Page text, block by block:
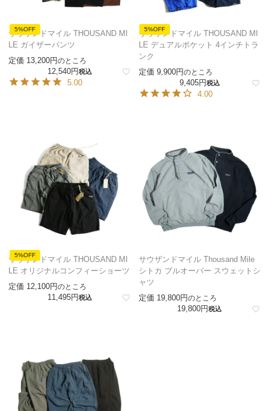
5%OFF
サウザンドマイル THOUSAND MI
LE ガイザーパンツ
定価 13,200 のところ
12,540 税込
5.00
5%OFF
サウザンドマイル THOUSAND MI
LE デュアルポケット 4インチトラ
ンク
定価 9,900 のところ
9,405 税込
4.00
5%OFF
サウザンドマイル THOUSAND MI
LE オリジナルコンフィーショーツ
定価 12,100 のところ
11,495 税込
サウザンドマイル Thousand Mile
シトカ プルオーバー スウェットシ
ャツ
定価 19,800 のところ
19,800 税込